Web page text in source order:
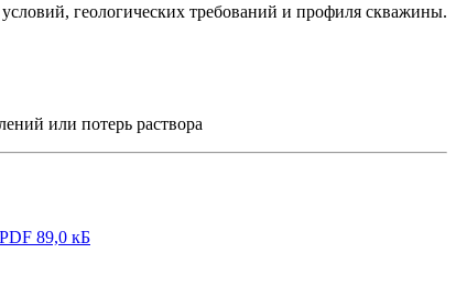
геологических требований и профиля скважины.
или потерь раствора
PDF 89,0 кБ